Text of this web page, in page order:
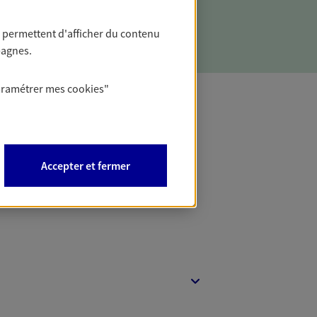
Protection
d'afficher du contenu
mescookies"
Accepter et fermer